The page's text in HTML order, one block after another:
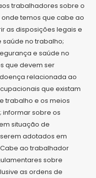
trabalhadores sobre o
onde temos que cabe ao
as disposições legais e
no trabalho;
e saúde no
que devem ser
relacionada ao
que existam
trabalho e os meios
informar sobre os
situação de
adotados em
ao trabalhador
sobre
as ordens de